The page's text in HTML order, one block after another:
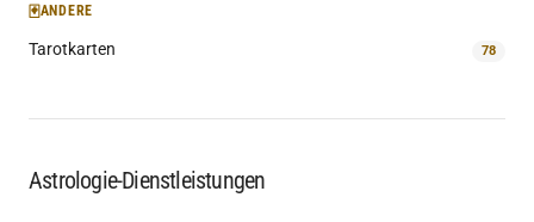
🃏ANDERE
Tarotkarten 78
Astrologie-Dienstleistungen